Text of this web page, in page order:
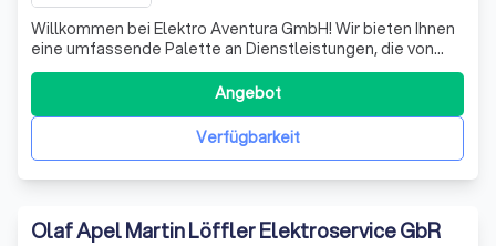
Willkommen bei Elektro Aventura GmbH! Wir bieten Ihnen
eine umfassende Palette an Dienstleistungen, die von
allgemeinen Elektroinstallationen über Netzwerktechnik
bis hin zu innovativen Photovoltaikanlagen reicht. Unsere
Expertise in der Elektroplanung und Beratung ermöglicht
es uns, maßgeschneidertVerfügbarkeit
Angebot
Olaf Apel Martin Löffler Elektroservice GbR